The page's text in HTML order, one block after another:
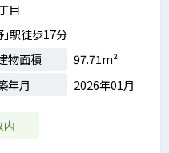
目
」駅徒歩17分
物面積
97.71m²
年月 2026年01月
内